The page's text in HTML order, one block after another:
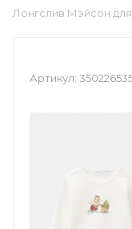
Лонгслив Мэйсон
Артикул: